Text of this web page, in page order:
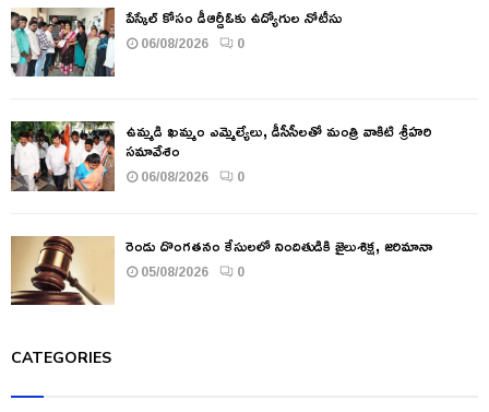
పేస్కేల్ కోసం డీఆర్డీఓకు ఉద్యోగుల నోటీసు
06/08/2026 0
ఉమ్మడి ఖమ్మం ఎమ్మెల్యేలు, డీసీసీలతో మంత్రి వాకిటి శ్రీహరి
సమావేశం
06/08/2026 0
రెండు దొంగతనం కేసులలో నిందితుడికి జైలుశిక్ష, జరిమానా
05/08/2026 0
CATEGORIES